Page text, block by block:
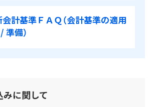
計基準ＦＡＱ（会計基準の適用
準備）
みに関して